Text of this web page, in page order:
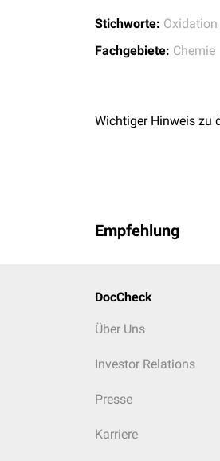
Stichworte: Oxidation
Fachgebiete: Chemie
Wichtiger Hinweis zu
Empfehlung
DocCheck
Über Uns
Investor Relations
Presse
Karriere